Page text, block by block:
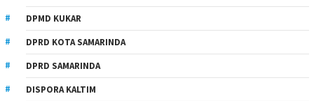
DPMD KUKAR
DPRD KOTA SAMARINDA
DPRD SAMARINDA
DISPORA KALTIM